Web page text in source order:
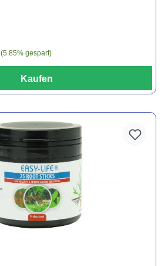
(5.85% gespart)
Kaufen